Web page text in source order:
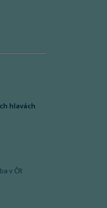
hlavách
v ČR